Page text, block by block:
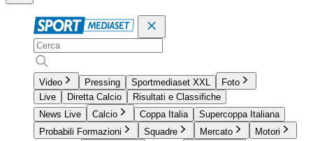
Video Pressing Sportmediaset XXL
Foto
Live
Diretta Calcio
Risultati e Classifiche
News Live
Calcio Coppa Italia
Supercoppa Italiana
Probabili Formazioni
Squadre Mercato
Motori